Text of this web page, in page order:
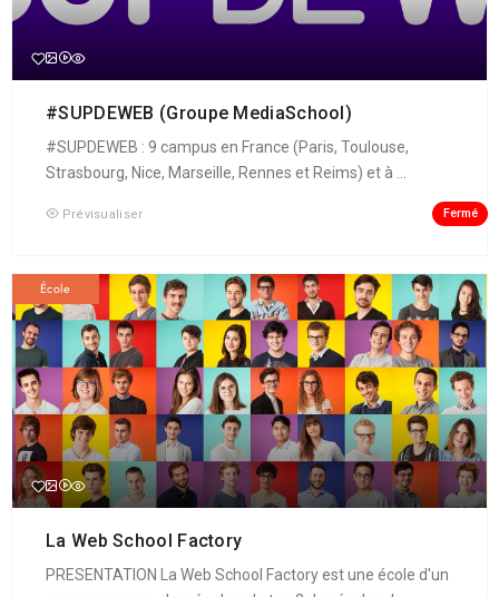
#SUPDEWEB (Groupe MediaSchool)
#SUPDEWEB : 9 campus en France (Paris, Toulouse,
Strasbourg, Nice, Marseille, Rennes et Reims) et à ...
Prévisualiser Fermé
École
La Web School Factory
PRESENTATION La Web School Factory est une école d'un